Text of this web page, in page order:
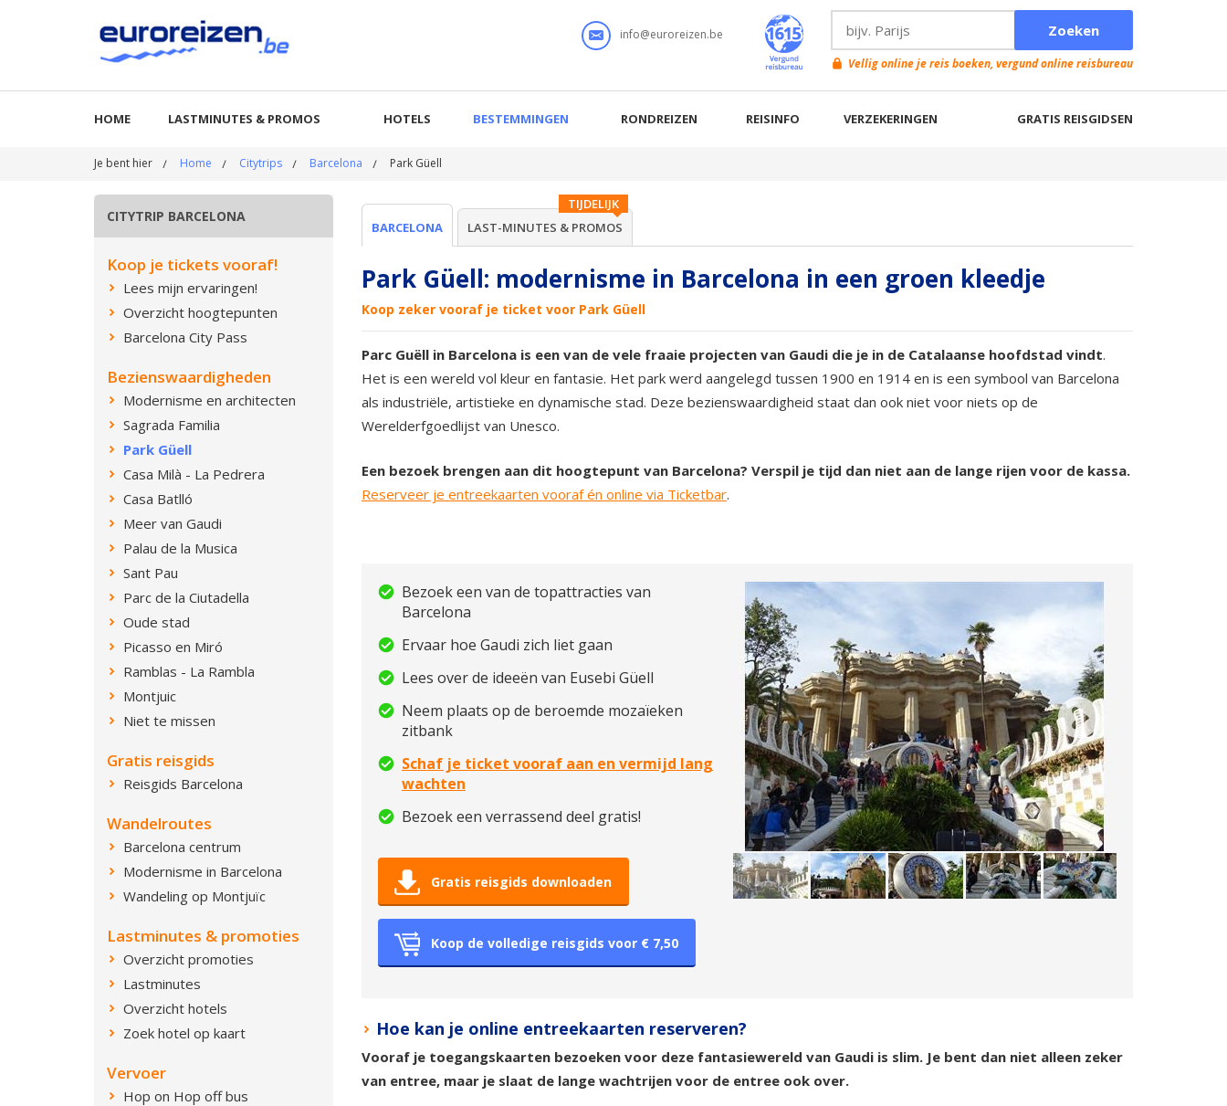
info@euroreizen.be
Vellig online je reis boeken, vergund online reisbureau
HOME LASTMINUTES & PROMOS HOTELS BESTEMMINGEN RONDREIZEN REISINFO VERZEKERINGEN GRATIS REISGIDSEN
Je bent hier Home Citytrips Barcelona Park Güell
CITYTRIP BARCELONA
Koop je tickets vooraf!
Lees mijn ervaringen!
Overzicht hoogtepunten
Barcelona City Pass
Bezienswaardigheden
Modernisme en architecten
Sagrada Familia
Park Güell
Casa Milà - La Pedrera
Casa Batlló
Meer van Gaudi
Palau de la Musica
Sant Pau
Parc de la Ciutadella
Oude stad
Picasso en Miró
Ramblas - La Rambla
Montjuic
Niet te missen
Gratis reisgids
Reisgids Barcelona
Wandelroutes
Barcelona centrum
Modernisme in Barcelona
Wandeling op Montjuïc
Lastminutes & promoties
Overzicht promoties
Lastminutes
Overzicht hotels
Zoek hotel op kaart
Vervoer
Hop on Hop off bus
BARCELONA
TIJDELIJK
LAST-MINUTES & PROMOS
Park Güell: modernisme in Barcelona in een groen kleedje
Koop zeker vooraf je ticket voor Park Güell
Parc Guëll in Barcelona is een van de vele fraaie projecten van Gaudi die je in de Catalaanse hoofdstad vindt.
Het is een wereld vol kleur en fantasie. Het park werd aangelegd tussen 1900 en 1914 en is een symbool van Barcelona
als industriële, artistieke en dynamische stad. Deze bezienswaardigheid staat dan ook niet voor niets op de
Werelderfgoedlijst van Unesco.
Een bezoek brengen aan dit hoogtepunt van Barcelona? Verspil je tijd dan niet aan de lange rijen voor de kassa.
Reserveer je entreekaarten vooraf én online via Ticketbar.
Bezoek een van de topattracties van
Barcelona
Ervaar hoe Gaudi zich liet gaan
Lees over de ideeën van Eusebi Güell
Neem plaats op de beroemde mozaïeken
zitbank
Schaf je ticket vooraf aan en vermijd lang
wachten
Bezoek een verrassend deel gratis!
Gratis reisgids downloaden
Koop de volledige reisgids voor € 7,50
Hoe kan je online entreekaarten reserveren?
Vooraf je toegangskaarten bezoeken voor deze fantasiewereld van Gaudi is slim. Je bent dan niet alleen zeker
van entree, maar je slaat de lange wachtrijen voor de entree ook over.